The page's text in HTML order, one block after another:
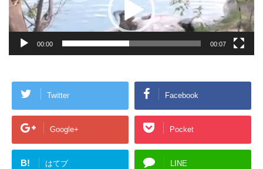
レ
ー
ヤ
00:00 00:07
Twitter Facebook
Google+ Pocket
B! はてブ LINE